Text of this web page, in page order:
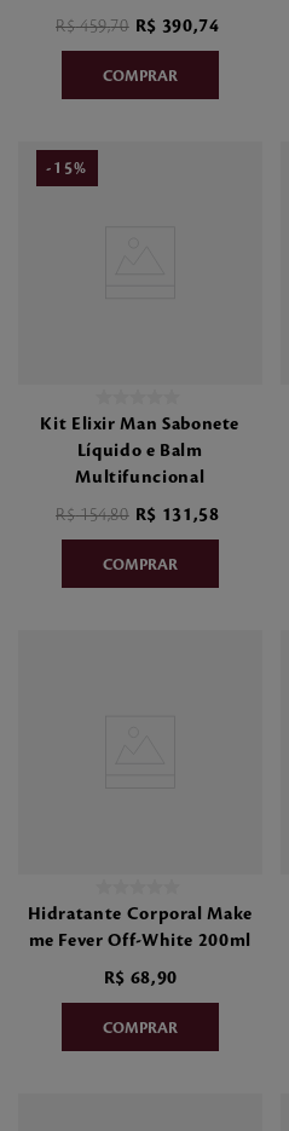
R$ 459,70 R$ 390,74
- 15%
Kit Elixir Man Sabonete
Líquido e Balm
Multifuncional
R$ 154,80 R$ 131 ,58
Hidratante Corporal Make
me Fever Off-White 200ml
R$ 68,90